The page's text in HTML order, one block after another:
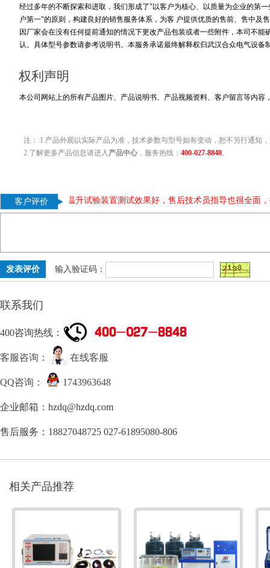
经过多年的不断探索和进取，我们形成了"以客户为核心、以质量为企业的第
户第一"的原则，构建良好的销售服务体系，为客 户提供优质的售前、售中及
因厂家会在没有任何提前通知的情况下更改产品包装或者一些附件，本司不
认。具体型号参数请参考说明书。本服务承诺最终解释权归武汉合众电气设备
权利声明
本公司网站上的所有产品图片、产品说明书、产品视频资料、客户留言等内
注： 1.产品外观以实际产品为准，技术参数与型号如有变动，恕不另行通知
2.了解更多产品信息请进入 产品中心 ，服务热线： 400-027-8848。
客户评价
|
得推荐。 温升试验装置测试效果好，售后技术员指导也很全面，推
输入验证码：
联系我们
400咨询热线：
客服咨询： 在线客服
QQ咨询： 1743963648
企业邮箱：hzdq@hzdq.com
售后服务：18827048725 027-61895080-806
相关产品推荐